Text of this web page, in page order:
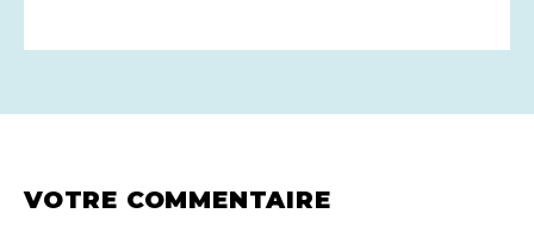
VOTRE COMMENTAIRE